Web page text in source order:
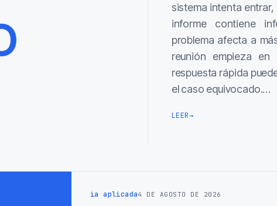
sistema intenta
informe contiene
problema afecta a
reunión empieza
respuesta rápida
el caso equivocado.…
LEER→
ia aplicada4 DE AGOSTO DE 2026